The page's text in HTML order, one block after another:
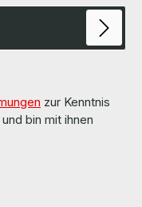
zur Kenntnis
bin mit ihnen